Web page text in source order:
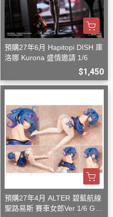
預購27年6月 Hapitopi DISH 庫
洛娜 Kurona 盛情邀請 1/6
$1,450
預購27年4月 ALTER 碧藍航線
聖路易斯 賽車女郎Ver 1/6 G08